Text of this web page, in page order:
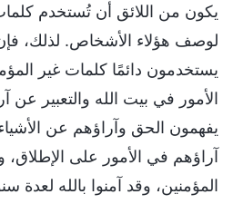
يكون من اللائق أن تُستخدم كلمات
لوصف هؤلاء الأشخاص. لذلك،
يستخدمون دائمًا كلمات غير
الأمور في بيت الله والتعبير عن
يفهمون الحق وآراؤهم عن الأشياء
آراؤهم في الأمور على الإطلاق،
المؤمنين، وقد آمنوا بالله لعدة